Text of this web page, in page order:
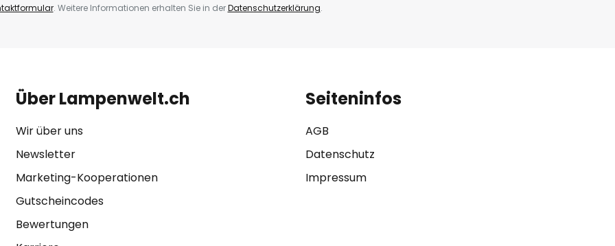
. Weitere Informationen erhalten Sie in derDatenschutzerklärung.
Über Lampenwelt.ch
Wir über uns
Newsletter
Marketing-Kooperationen
Gutscheincodes
Bewertungen
Seiteninfos
AGB
Datenschutz
Impressum